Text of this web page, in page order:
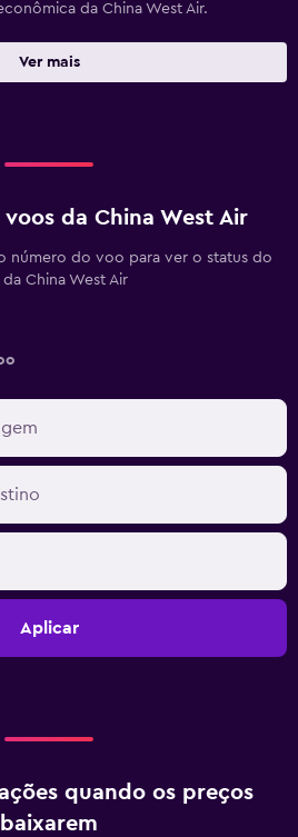
da China West Air.
Ver mais
voos da China West Air
número do voo para ver o status do
China West Air
Aplicar
quando os preços
baixarem